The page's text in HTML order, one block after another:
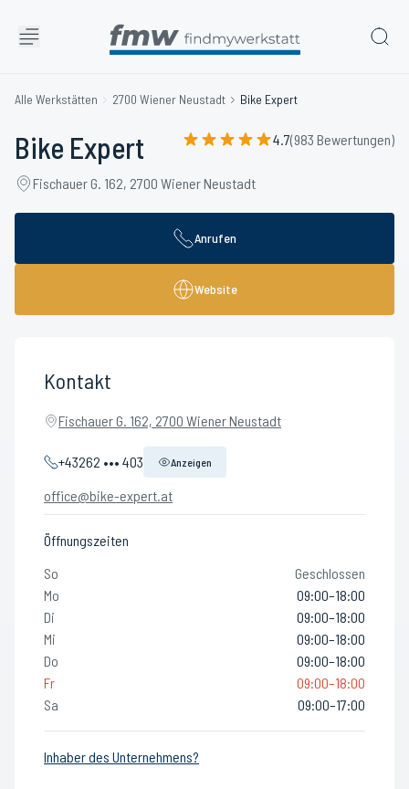
Alle Werkstätten 2700 Wiener Neustadt Bike Expert
Bike Expert 4.7(983 Bewertungen)
Fischauer G. 162, 2700 Wiener Neustadt
Anrufen
Website
Kontakt
Fischauer G. 162, 2700 Wiener Neustadt
+43262 ••• 403 Anzeigen
office@bike-expert.at
Öffnungszeiten
So
Geschlossen
Mo
09:00–18:00
Di
09:00–18:00
Mi
09:00–18:00
Do
09:00–18:00
Fr
09:00–18:00
Sa
09:00–17:00
Inhaber des Unternehmens?